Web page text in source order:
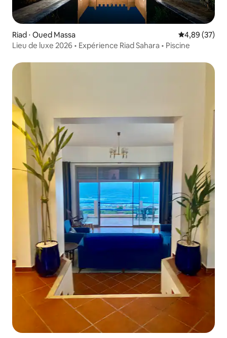
Riad ⋅ Oued Massa Évaluation
4,89 (37)
Lieu de luxe 2026 • Expérience Riad Sahara • Piscine